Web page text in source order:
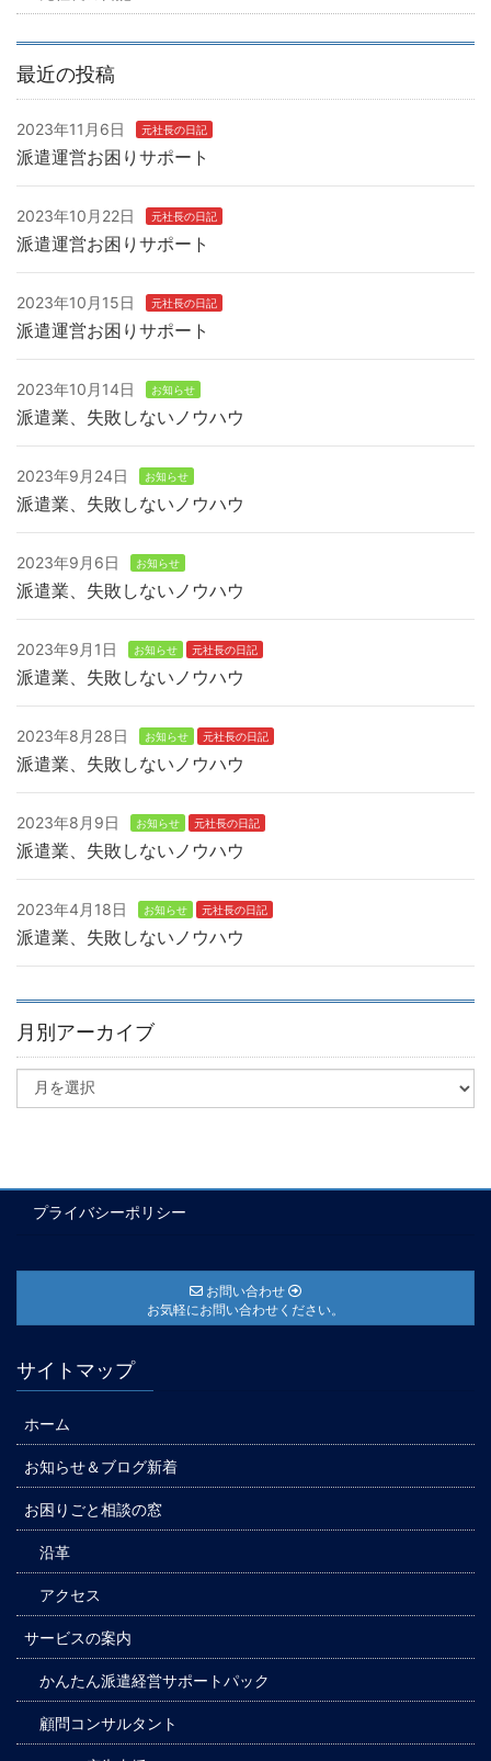
最近の投稿
2023年11月6日 元社長の日記
派遣運営お困りサポート
2023年10月22日 元社長の日記
派遣運営お困りサポート
2023年10月15日 元社長の日記
派遣運営お困りサポート
2023年10月14日 お知らせ
派遣業、失敗しないノウハウ
2023年9月24日 お知らせ
派遣業、失敗しないノウハウ
2023年9月6日 お知らせ
派遣業、失敗しないノウハウ
2023年9月1日 お知らせ 元社長の日記
派遣業、失敗しないノウハウ
2023年8月28日 お知らせ 元社長の日記
派遣業、失敗しないノウハウ
2023年8月9日 お知らせ 元社長の日記
派遣業、失敗しないノウハウ
2023年4月18日 お知らせ 元社長の日記
派遣業、失敗しないノウハウ
月別アーカイブ
プライバシーポリシー
お問い合わせ
お気軽にお問い合わせください。
サイトマップ
ホーム
お知らせ＆ブログ新着
お困りごと相談の窓
沿革
アクセス
サービスの案内
かんたん派遣経営サポートパック
顧問コンサルタント